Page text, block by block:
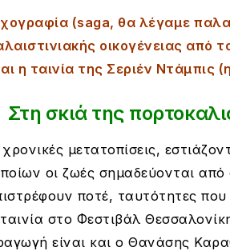
(saga, θα λέγαμε
οικογένειας
η ταινία της Σεριέν Ντάμπις
Στη σκιά της
μετατοπίσεις,
οι ζωές σημαδεύονται
ποτέ, ταυτότητες
στο Φεστιβάλ
είναι και ο Θανάσης